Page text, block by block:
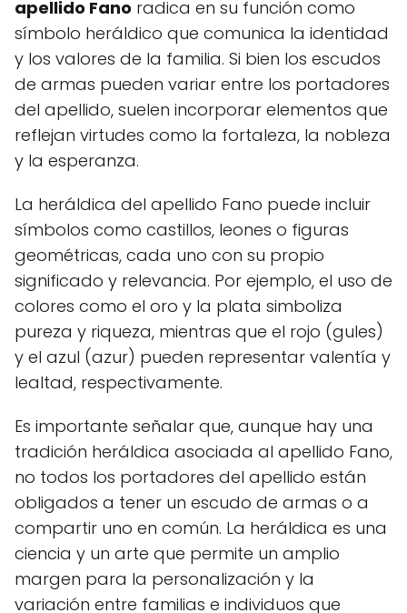
apellido Fano radica en su función como
símbolo heráldico que comunica la identidad
y los valores de la familia. Si bien los escudos
de armas pueden variar entre los portadores
del apellido, suelen incorporar elementos que
reflejan virtudes como la fortaleza, la nobleza
y la esperanza.
La heráldica del apellido Fano puede incluir
símbolos como castillos, leones o figuras
geométricas, cada uno con su propio
significado y relevancia. Por ejemplo, el uso de
colores como el oro y la plata simboliza
pureza y riqueza, mientras que el rojo (gules)
y el azul (azur) pueden representar valentía y
lealtad, respectivamente.
Es importante señalar que, aunque hay una
tradición heráldica asociada al apellido Fano,
no todos los portadores del apellido están
obligados a tener un escudo de armas o a
compartir uno en común. La heráldica es una
ciencia y un arte que permite un amplio
margen para la personalización y la
variación entre familias e individuos que